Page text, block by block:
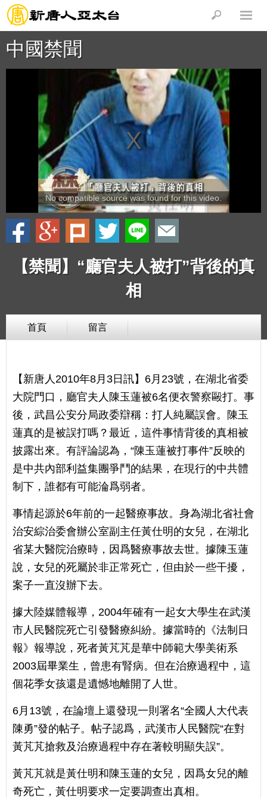
中國禁聞
No compatible source was found for this video.
【禁聞】“廳官夫人被打”背後的真
相
首頁 留言
【新唐人2010年8月3日訊】6月23號，在湖北省委
大院門口，廳官夫人陳玉蓮被6名便衣警察毆打。事
後，武昌公安分局政委辯稱：打人純屬誤會。陳玉
蓮真的是被誤打嗎？最近，這件事情背後的真相被
披露出來。有評論認為，“陳玉蓮被打事件”反映的
是中共內部利益集團爭鬥的結果，在現行的中共體
制下，誰都有可能淪爲弱者。
事情起源於6年前的一起醫療事故。身為湖北省社會
治安綜治委會辦公室副主任黃仕明的女兒，在湖北
省某大醫院治療時，因爲醫療事故去世。據陳玉蓮
說，女兒的死屬於非正常死亡，但由於一些干擾，
案子一直沒辦下去。
據大陸媒體報導，2004年確有一起女大學生在武漢
市人民醫院死亡引發醫療糾紛。據當時的《法制日
報》報導說，死者黃芃芃是華中師範大學美術系
2003屆畢業生，曾患有腎病。但在治療過程中，這
個花季女孩還是遺憾地離開了人世。
6月13號，在論壇上還發現一則署名“全國人大代表
陳勇”發的帖子。帖子認爲，武漢市人民醫院“在對
黃芃芃搶救及治療過程中存在著較明顯失誤”。
黃芃芃就是黃仕明和陳玉蓮的女兒，因爲女兒的離
奇死亡，黃仕明要求一定要調查出真相。